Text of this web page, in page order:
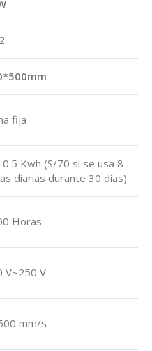
fija
Kwh (S/70 si se usa 8
diarias durante 30 días)
Horas
V~250 V
mm/s